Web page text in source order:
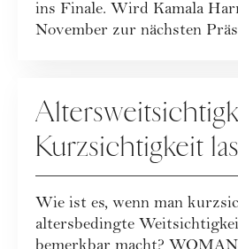
ins Finale. Wird Kamala
November zur nächsten
Kurzsichtigkeit
Wie ist es, wenn man
altersbedingte